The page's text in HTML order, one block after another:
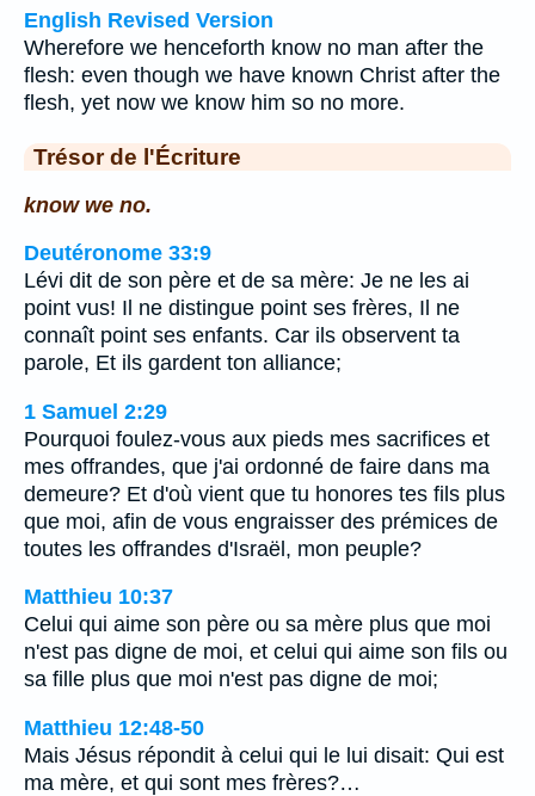
English Revised Version
Wherefore we henceforth know no man after the
flesh: even though we have known Christ after the
flesh, yet now we know him so no more.
Trésor de l'Écriture
know we no.
Deutéronome 33:9
Lévi dit de son père et de sa mère: Je ne les ai
point vus! Il ne distingue point ses frères, Il ne
connaît point ses enfants. Car ils observent ta
parole, Et ils gardent ton alliance;
1 Samuel 2:29
Pourquoi foulez-vous aux pieds mes sacrifices et
mes offrandes, que j'ai ordonné de faire dans ma
demeure? Et d'où vient que tu honores tes fils plus
que moi, afin de vous engraisser des prémices de
toutes les offrandes d'Israël, mon peuple?
Matthieu 10:37
Celui qui aime son père ou sa mère plus que moi
n'est pas digne de moi, et celui qui aime son fils ou
sa fille plus que moi n'est pas digne de moi;
Matthieu 12:48-50
Mais Jésus répondit à celui qui le lui disait: Qui est
ma mère, et qui sont mes frères?…